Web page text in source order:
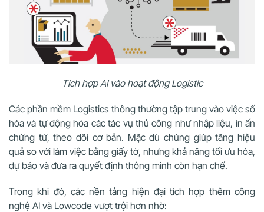
Tích hợp AI vào hoạt động Logistic
Các phần mềm Logistics thông thường tập trung vào việc số
hóa và tự động hóa các tác vụ thủ công như nhập liệu, in ấn
chứng từ, theo dõi cơ bản. Mặc dù chúng giúp tăng hiệu
quả so với làm việc bằng giấy tờ, nhưng khả năng tối ưu hóa,
dự báo và đưa ra quyết định thông minh còn hạn chế.
Trong khi đó, các nền tảng hiện đại tích hợp thêm công
nghệ AI và Lowcode vượt trội hơn nhờ: